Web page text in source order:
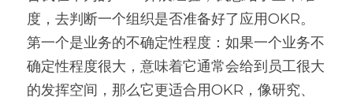
度，去判断一个组织是否准备好了应用OKR。
第一个是业务的不确定性程度：如果一个业务不
确定性程度很大，意味着它通常会给到员工很大
的发挥空间，那么它更适合用OKR，像研究、